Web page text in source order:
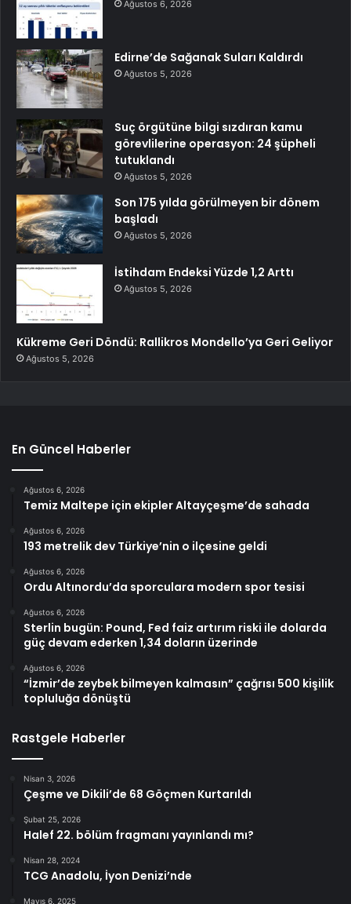
Ağustos 6, 2026
Edirne’de Sağanak Suları Kaldırdı
Ağustos 5, 2026
Suç örgütüne bilgi sızdıran kamu
görevlilerine operasyon: 24 şüpheli
tutuklandı
Ağustos 5, 2026
Son 175 yılda görülmeyen bir dönem
başladı
Ağustos 5, 2026
İstihdam Endeksi Yüzde 1,2 Arttı
Ağustos 5, 2026
Kükreme Geri Döndü: Rallikros Mondello’ya Geri Geliyor
Ağustos 5, 2026
En Güncel Haberler
Ağustos 6, 2026
Temiz Maltepe için ekipler Altayçeşme’de sahada
Ağustos 6, 2026
193 metrelik dev Türkiye’nin o ilçesine geldi
Ağustos 6, 2026
Ordu Altınordu’da sporculara modern spor tesisi
Ağustos 6, 2026
Sterlin bugün: Pound, Fed faiz artırım riski ile dolarda
güç devam ederken 1,34 doların üzerinde
Ağustos 6, 2026
“İzmir’de zeybek bilmeyen kalmasın” çağrısı 500 kişilik
topluluğa dönüştü
Rastgele Haberler
Nisan 3, 2026
Çeşme ve Dikili’de 68 Göçmen Kurtarıldı
Şubat 25, 2026
Halef 22. bölüm fragmanı yayınlandı mı?
Nisan 28, 2024
TCG Anadolu, İyon Denizi’nde
Mayıs 6, 2025